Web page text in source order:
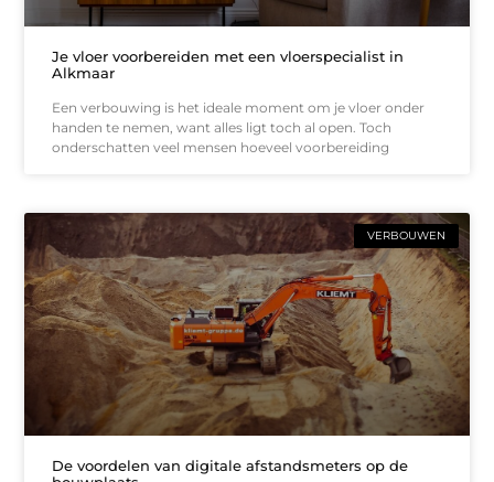
Je vloer voorbereiden met een vloerspecialist in
Alkmaar
Een verbouwing is het ideale moment om je vloer onder
handen te nemen, want alles ligt toch al open. Toch
onderschatten veel mensen hoeveel voorbereiding
VERBOUWEN
De voordelen van digitale afstandsmeters op de